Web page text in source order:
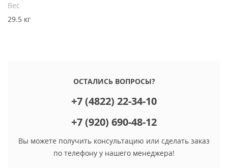
Вес
29.5 кг
ОСТАЛИСЬ ВОПРОСЫ?
+7 (4822) 22-34-10
+7 (920) 690-48-12
Вы можете получить консультацию или сделать заказ
по телефону у нашего менеджера!